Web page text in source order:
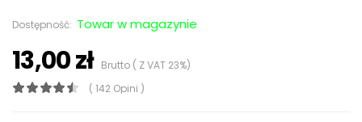
Dostępność: Towar w magazynie
13,00 złBrutto ( Z VAT 23%)
( 142 Opini )